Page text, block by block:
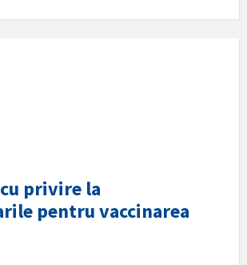
privire la
pentru vaccinarea